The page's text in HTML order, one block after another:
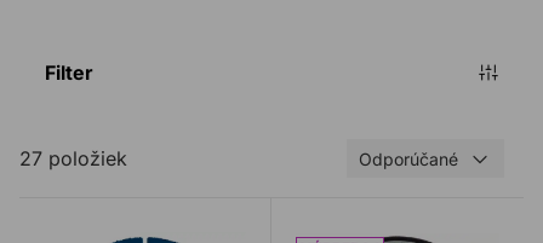
Filter
27 položiek Odporúčané
Rezný kotúč BOSCH EXPERT Carbide Multi Wheel
Rezný kotúč BOSCH